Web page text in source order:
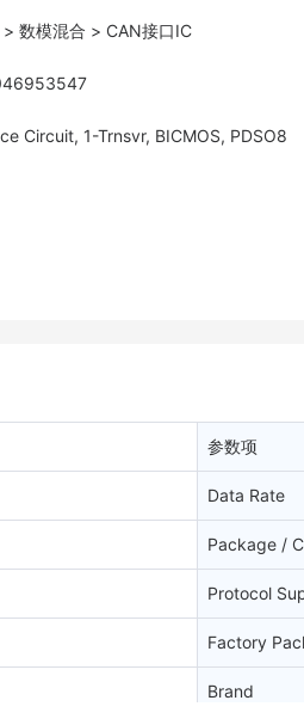
> 数模混合 > CAN接口IC
Circuit, 1-Trnsvr, BICMOS, PDSO8
参数项
Data Rate
Package /
Protocol
Factory
Brand